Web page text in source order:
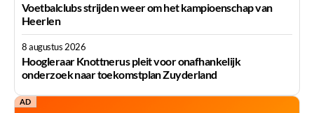
Voetbalclubs strijden weer om het kampioenschap van
Heerlen
8 augustus 2026
Hoogleraar Knottnerus pleit voor onafhankelijk
onderzoek naar toekomstplan Zuyderland
AD